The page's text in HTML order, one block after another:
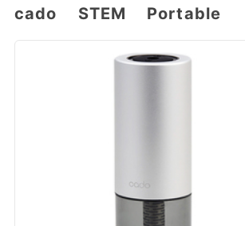
cado STEM Portable